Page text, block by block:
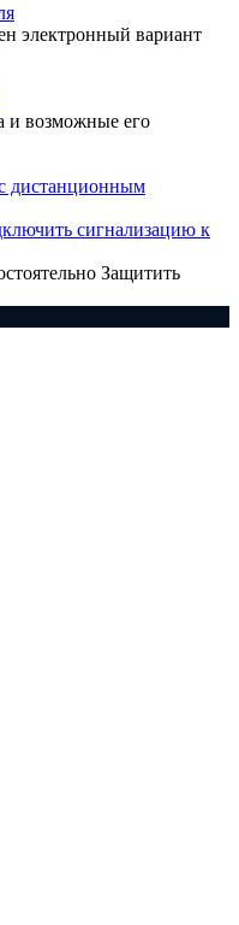
электронный вариант
и возможные его
сигнализацию к
Защитить